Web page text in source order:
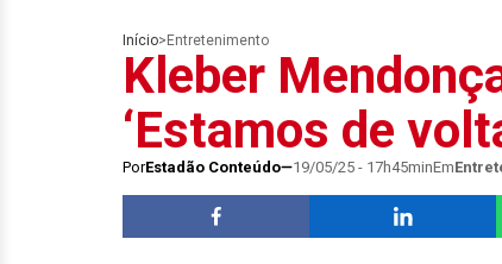
Início> Entretenimento
Kleber
‘Estamos de
PorEstadão Conteúdo 19/05/25 - 17h45minEm